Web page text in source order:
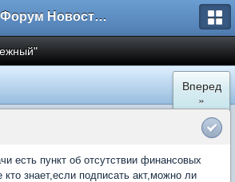
Форум Новостройки
Вперед
»
есть пункт об отсутствии финансовых
кто знает,если подписать акт,можно ли